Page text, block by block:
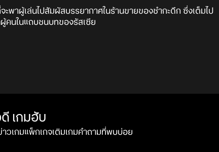
พาผู้เล่นไปสัมผัสบรรยากาศในร้านขายของชำกะดึก ซึ่งเต็มไป
คนในแถบชนบทของรัสเซีย
ดี เกมฮับ
าวเกมแพ็กเกจเติมเกมคำถามที่พบบ่อย